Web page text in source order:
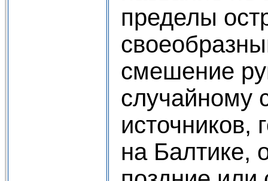
пределы
смешение
случайному
источников,
на Балтике,